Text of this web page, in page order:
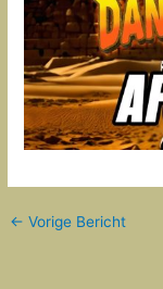
← Vorige Bericht